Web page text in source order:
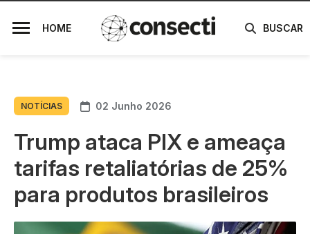
HOME BUSCAR
NOTÍCIAS 02 Junho 2026
Trump ataca PIX e ameaça
tarifas retaliatórias de 25%
para produtos brasileiros